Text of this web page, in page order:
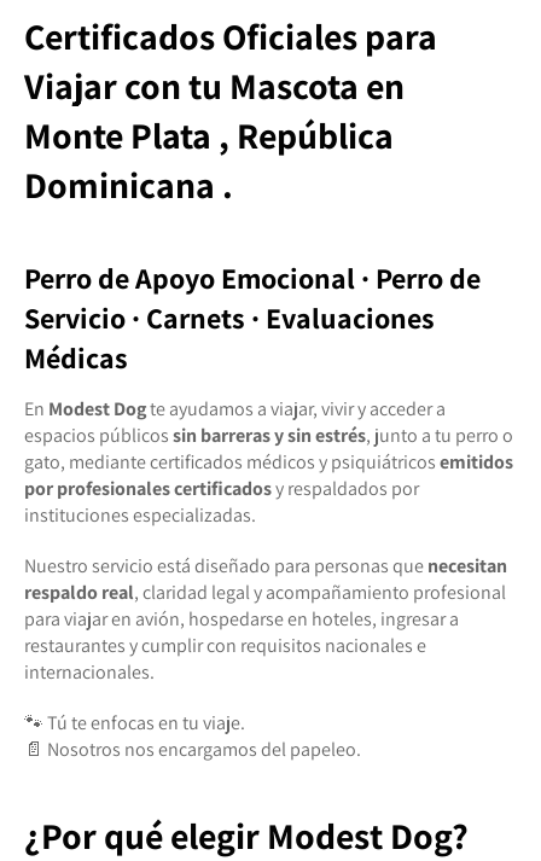
Certificados Oficiales para
Viajar con tu Mascota en
Monte Plata , República
Dominicana .
Perro de Apoyo Emocional · Perro de
Servicio · Carnets · Evaluaciones
Médicas
En Modest Dogte ayudamos a viajar, vivir y acceder a
espacios públicossin barreras y sin estrés, junto a tu perro o
gato, mediante certificados médicos y psiquiátricosemitidos
por profesionales certificadosy respaldados por
instituciones especializadas.
Nuestro servicio está diseñado para personas quenecesitan
respaldo real, claridad legal y acompañamiento profesional
para viajar en avión, hospedarse en hoteles, ingresar a
restaurantes y cumplir con requisitos nacionales e
internacionales.
🐾 Tú te enfocas en tu viaje.
📄 Nosotros nos encargamos del papeleo.
¿Por qué elegir Modest Dog?